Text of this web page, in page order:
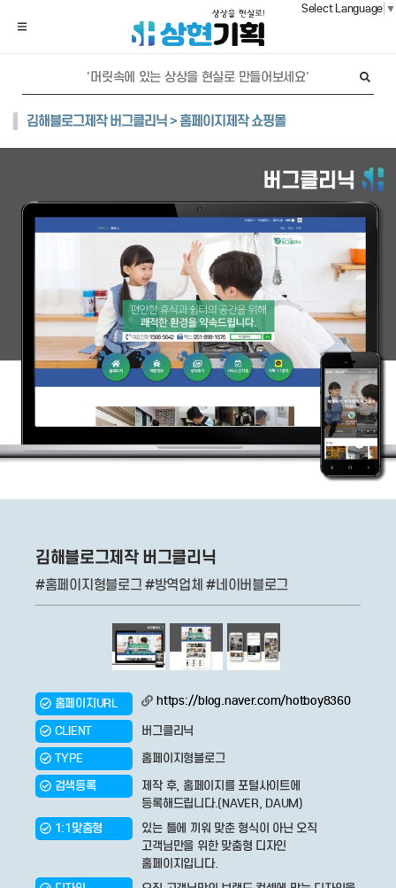
Select Language ▼
김해블로그제작 버그클리닉 > 홈페이지제작 쇼핑몰
김해블로그제작 버그클리닉
#홈페이지형블로그 #방역업체 #네이버블로그
홈페이지URL
https://blog.naver.com/hotboy8360
CLIENT
버그클리닉
TYPE
홈페이지형블로그
검색등록
제작 후, 홈페이지를 포털사이트에
등록해드립니다.(NAVER, DAUM)
1:1맞춤형
있는 틀에 끼워 맞춘 형식이 아닌 오직
고객님만을 위한 맞춤형 디자인
홈페이지입니다.